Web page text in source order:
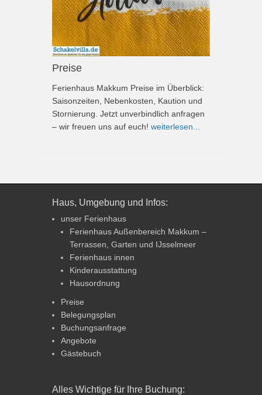
Preise
Ferienhaus Makkum Preise im Überblick:
Saisonzeiten, Nebenkosten, Kaution und
Stornierung. Jetzt unverbindlich anfragen
– wir freuen uns auf euch! weiterlesen...
Haus, Umgebung und Infos:
unser Ferienhaus
Ferienhaus Außenbereich Makkum –
Terrassen, Garten und IJsselmeer
Ferienhaus innen
Kinderausstattung
Hausordnung
Preise
Belegungsplan
Buchungsanfrage
Angebote
Gästebuch
Alles Wichtige für Ihre Buchung: